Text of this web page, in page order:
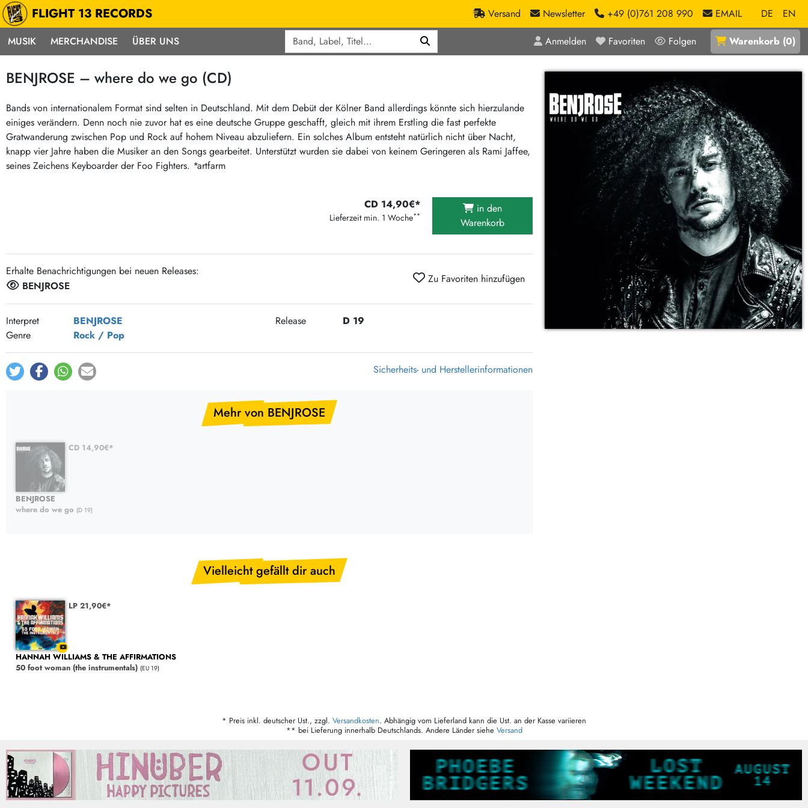
FLIGHT 13 RECORDS Versand Newsletter +49 (0)761 208 990 EMAIL DE
EN
MUSIK
Musik
Alle Neuheiten
Pre-Order
Highlights
Exklusiv & Limitiert
Neu auf Lager
Soundtracks
LP Hüllen, Zubehör
Bücher, Fanzines etc.
Punk / HC
Hardcore
Emo
Postpunk / New Wave
Punkrock
60s / Garage
Vintage-Rock / Metal
Post-Rock / Folk
Abstract / Ambient
Electronic Goods
Reggae/Ska
Crazysane Günstiger
Fuzzorama günstiger
Tapete Records günstiger
Universal Vinyl Günstig
International Anthem Sommer 2026
375 Aktion Vinyl Q3 2026
RSD 2026
Epitaph Vinyl Günstiger
Unter Schafen-Vinyl günstig
MERCHANDISE ÜBER UNS Anmelden Favoriten Folgen Warenkorb (0)
BENJROSE – where do we go (CD)
Bands von internationalem Format sind selten in Deutschland. Mit dem Debüt der Kölner Band allerdings könnte sich hierzulande
einiges verändern. Denn noch nie zuvor hat es eine deutsche Gruppe geschafft, gleich mit ihrem Erstling die fast perfekte
Gratwanderung zwischen Pop und Rock auf hohem Niveau abzuliefern. Ein solches Album entsteht natürlich nicht über Nacht,
knapp vier Jahre haben die Musiker an den Songs gearbeitet. Unterstützt wurden sie dabei von keinem Geringeren als Rami Jaffee,
seines Zeichens Keyboarder der Foo Fighters. *artfarm
CD 14,90€*
Lieferzeit min. 1 Woche**
in den
Warenkorb
Erhalte Benachrichtigungen bei neuen Releases:
BENJROSE
Zu Favoriten hinzufügen
Interpret BENJROSE Release
D 19
Genre
Rock / Pop
Sicherheits- und Herstellerinformationen
Mehr von BENJROSE
CD 14,90€*
BENJROSE
where do we go (D 19)
Vielleicht gefällt dir auch
LP 21,90€*
HANNAH WILLIAMS & THE AFFIRMATIONS
50 foot woman (the instrumentals) (EU 19)
* Preis inkl. deutscher Ust., zzgl. Versandkosten. Abhängig vom Lieferland kann die Ust. an der Kasse variieren
** bei Lieferung innerhalb Deutschlands. Andere Länder siehe Versand